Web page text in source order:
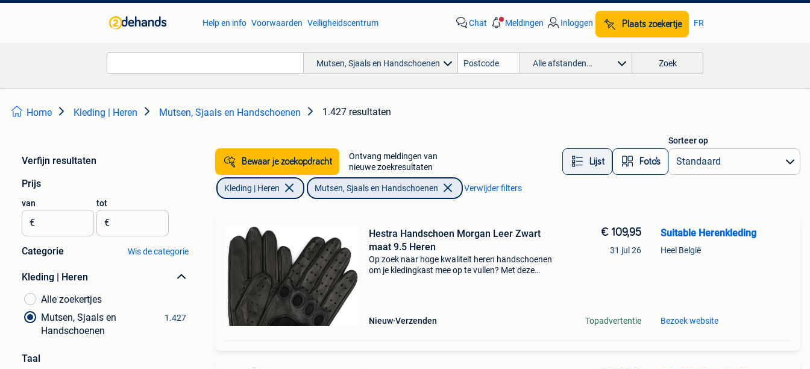
Help en info Voorwaarden Veiligheidscentrum Chat Meldingen Inloggen Plaats zoekertje FR
Mutsen, Sjaals en Handschoenen Alle afstanden… Zoek
Home Kleding | Heren Mutsen, Sjaals en Handschoenen 1.427 resultaten
Verfijn resultaten
Prijs
van
€
tot
€
Categorie Wis de categorie
Kleding | Heren
Alle zoekertjes
Mutsen, Sjaals en
Handschoenen
1.427
Taal
Bewaar je zoekopdracht
Ontvang meldingen van
nieuwe zoekresultaten
Lijst Foto’s
Sorteer op
Kleding | Heren Mutsen, Sjaals en Handschoenen Verwijder filters
Hestra Handschoen Morgan Leer Zwart
maat 9.5 Heren
Op zoek naar hoge kwaliteit heren handschoenen
om je kledingkast mee op te vullen? Met deze
Nieuw Verzenden
€ 109,95
31 jul 26
Topadvertentie
Suitable Herenkleding
Heel België
Bezoek website